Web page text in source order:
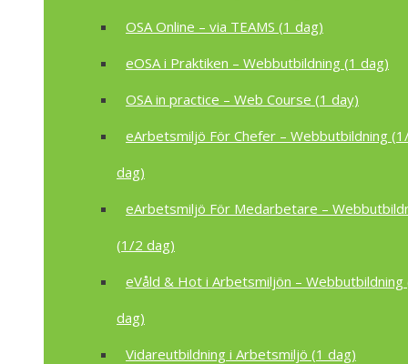
OSA Online – via TEAMS (1 dag)
eOSA i Praktiken – Webbutbildning (1 dag)
OSA in practice – Web Course (1 day)
eArbetsmiljö För Chefer – Webbutbildning
dag)
eArbetsmiljö För Medarbetare –
(1/2 dag)
eVåld & Hot i Arbetsmiljön – Webbutbildning
dag)
Vidareutbildning i Arbetsmiljö (1 dag)